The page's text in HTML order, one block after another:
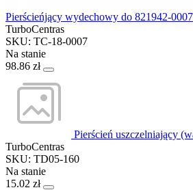
Pierścieńjący wydechowy do 821942-0007
TurboCentras
SKU: TC-18-0007
Na stanie
98.86 zł
Pierścień uszczelniający
TurboCentras
SKU: TD05-160
Na stanie
15.02 zł